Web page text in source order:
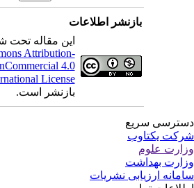
بازنشر اطلاعات
این مقاله تحت
Attribution-
4.0
License
بازنشر است.
سریع
یکتاوب
علوم
بهداشت
ارزیابی نشریات